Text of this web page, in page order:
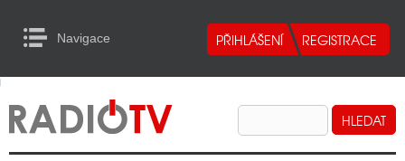
Navigace
RADIA
TELEVIZE
to Content